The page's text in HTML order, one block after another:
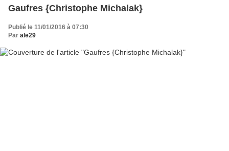
Gaufres {Christophe Michalak}
Publié le 11/01/2016 à 07:30
Par ale29